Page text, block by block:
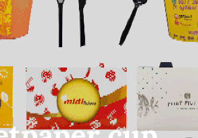
PLASTIK